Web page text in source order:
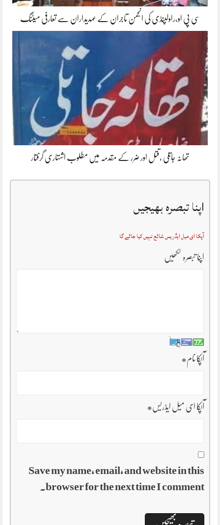
سی پی او،راولپنڈی کی انجمن تاجران کے عہدیداران سے تعارفی میٹنگ
تھانہ جاتلی ،قتل اور ضرر کے مقدمہ میں مطلوب اشتہاری گرفتار
اپنا تبصرہ بھیجیں
آپکا ای میل ایڈریس شائع نہیں کیا جائے گا
اپنا تبصرہ لکھیں
آپکا نام*
آپکا ای میل ایڈریس*
Save my name, email, and website in this
browser for the next time I comment.